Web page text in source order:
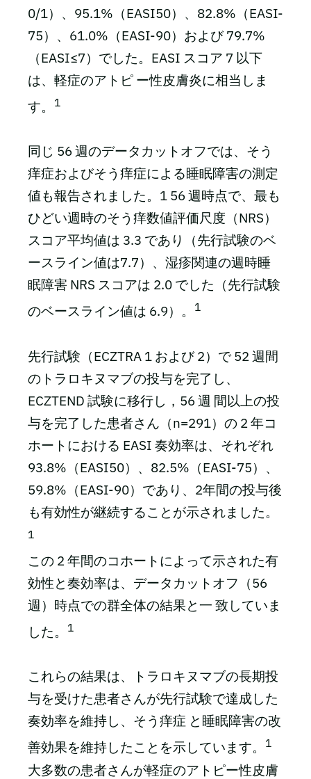
0/1）、95.1%（EASI50）、82.8%（EASI-
75）、61.0%（EASI-90）および 79.7%
（EASI≤7）でした。EASI スコア 7 以下
は、軽症のアトピ ー性皮膚炎に相当しま
す。
1
同じ 56 週のデータカットオフでは、そう
痒症およびそう痒症による睡眠障害の測定
値も報告されました。1 56 週時点で、最も
ひどい週時のそう痒数値評価尺度（NRS）
スコア平均値は 3.3 であり（先行試験のベ
ースライン値は7.7）、湿疹関連の週時睡
眠障害 NRS スコアは 2.0 でした（先行試験
のベースライン値は 6.9）。
1
先行試験（ECZTRA 1 および 2）で 52 週間
のトラロキヌマブの投与を完了し、
ECZTEND 試験に移行し，56 週 間以上の投
与を完了した患者さん（n=291）の 2 年コ
ホートにおける EASI 奏効率は、それぞれ
93.8%（EASI50）、82.5%（EASI-75）、
59.8%（EASI-90）であり、2年間の投与後
も有効性が継続することが示されました。
1
この 2 年間のコホートによって示された有
効性と奏効率は、データカットオフ（56
週）時点での群全体の結果と一 致していま
した。
1
これらの結果は、トラロキヌマブの長期投
与を受けた患者さんが先行試験で達成した
奏効率を維持し、そう痒症 と睡眠障害の改
善効果を維持したことを示しています。
1
大多数の患者さんが軽症のアトピー性皮膚